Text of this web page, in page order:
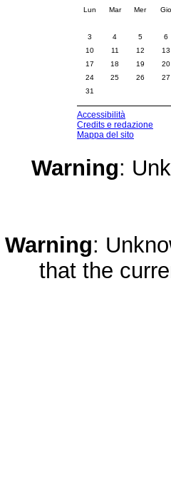
Lun Mar Mer Gio
3
4 5 6
10
11 12 13
17
18 19 20
24
25 26 27
31
Accessibilità
Credits e redazione
Mappa del sito
Warning:
Warning:
that the